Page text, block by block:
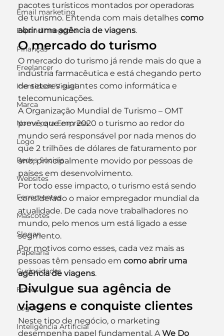
Email marketing
Expandir negócio
Finanças
Freelancer
Identidade Visual
Marca
Nome para Empresa
Logo
Redes Sociais
Websites
Ferramentas
Mascotes
Slogan
Papelaria
Curiosidades
Frases
Logotipo
Inteligência Artificial
pacotes turísticos montados por operadoras
de turismo. Entenda com mais detalhes como
abrir uma agência de viagens.
O mercado do turismo
O mercado do turismo já rende mais do que a
indústria farmacêutica e está chegando perto
de setores gigantes como informática e
telecomunicações.
A Organização Mundial de Turismo – OMT
prevê que em 2020 o turismo ao redor do
mundo será responsável por nada menos do
que 2 trilhões de dólares de faturamento por
ano, principalmente movido por pessoas de
países em desenvolvimento.
Por todo esse impacto, o turismo está sendo
considerado o maior empregador mundial da
atualidade. De cada nove trabalhadores no
mundo, pelo menos um está ligado a esse
segmento.
Por motivos como esses, cada vez mais as
pessoas têm pensado em como abrir uma
agência de viagens.
Divulgue sua agência de
viagens e conquiste clientes
Neste tipo de negócio, o marketing
desempenha papel fundamental. A We Do